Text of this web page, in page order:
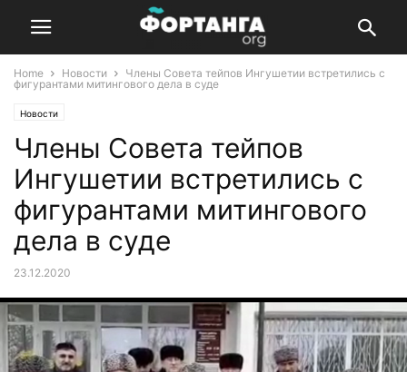
Home Новости
Члены Совета тейпов Ингушетии встретились с
фигурантами митингового дела в суде
Новости
Члены Совета тейпов
Ингушетии встретились с
фигурантами митингового
дела в суде
23.12.2020